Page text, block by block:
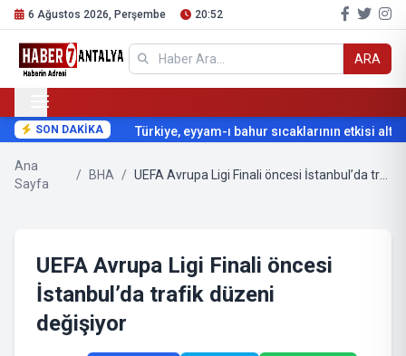
6 Ağustos 2026, Perşembe 20:52
ARA
SON DAKİKA Türkiye, eyyam-ı bahur sıcaklarının etkisi
Ana
Sayfa
/ BHA / UEFA Avrupa Ligi Finali öncesi İstanbul’da trafik düzeni değişiyor
UEFA Avrupa Ligi Finali öncesi
İstanbul’da trafik düzeni
değişiyor